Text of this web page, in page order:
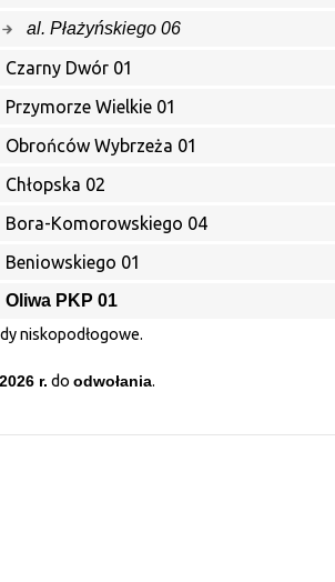
al. Płażyńskiego 06
Czarny Dwór 01
Przymorze Wielkie 01
Obrońców Wybrzeża 01
Chłopska 02
Bora-Komorowskiego 04
Beniowskiego 01
Oliwa PKP 01
niskopodłogowe.
r. do odwołania.